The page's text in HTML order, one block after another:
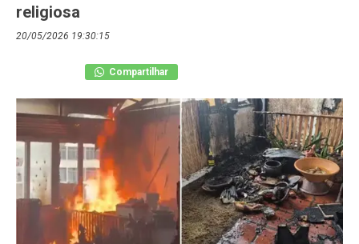
religiosa
20/05/2026 19:30:15
Compartilhar